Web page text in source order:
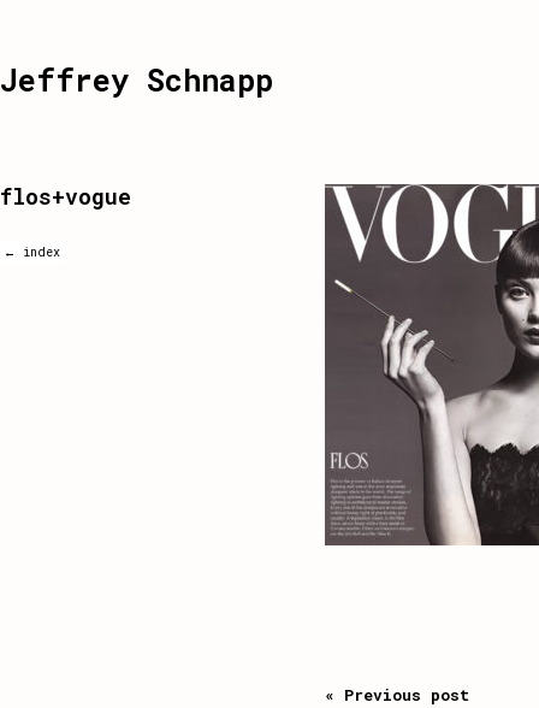
Jeffrey Schnapp
« Previous post
flos+vogue
← index